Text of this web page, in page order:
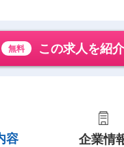
無料 この求人を紹
容 企業情